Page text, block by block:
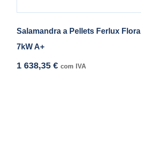
Salamandra a Pellets Ferlux Flora
7kW A+
1 638,35 € com IVA